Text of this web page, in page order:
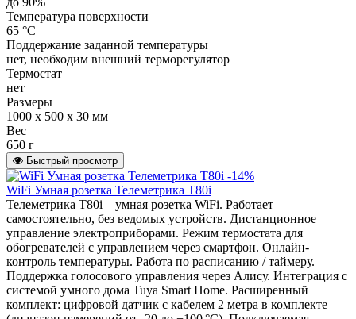
Температура поверхности
65 °С
Поддержание заданной температуры
нет, необходим внешний терморегулятор
Термостат
нет
Размеры
1000 х 500 х 30 мм
Вес
650 г
Быстрый просмотр
-14%
WiFi Умная розетка Телеметрика T80i
Телеметрика T80i – умная розетка WiFi. Работает
самостоятельно, без ведомых устройств. Дистанционное
управление электроприборами. Режим термостата для
обогревателей с управлением через смартфон. Онлайн-
контроль температуры. Работа по расписанию / таймеру.
Поддержка голосового управления через Алису. Интеграция с
системой умного дома Tuya Smart Home. Расширенный
комплект: цифровой датчик с кабелем 2 метра в комплекте